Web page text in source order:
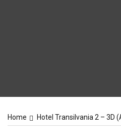
Home Hotel Transilvania 2 – 3D